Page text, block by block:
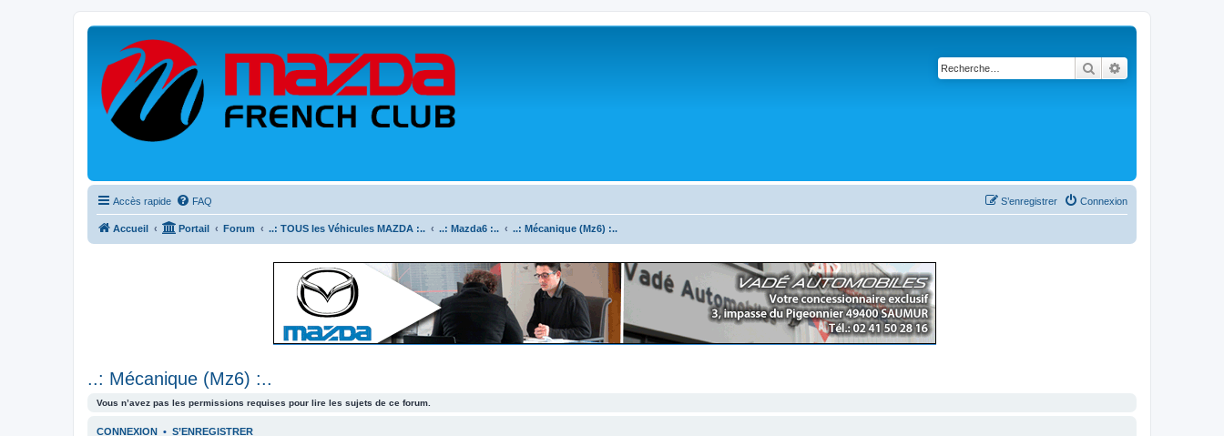
Rechercher
Accès rapide FAQ Connexion
S’enregistrer
Accueil Portail Forum ..: TOUS les Véhicules MAZDA :.. ..: Mazda6 :.. ..: Mécanique (Mz6) :..
..: Mécanique (Mz6) :..
Vous n’avez pas les permissions requises pour lire les sujets de ce forum.
CONNEXION • S’ENREGISTRER